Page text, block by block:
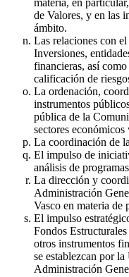
materia, en
de Valores, y en las
ámbito.
Las relaciones con
Inversiones,
financieras, así
calificación de
La ordenación,
instrumentos
pública de la
sectores económicos
La coordinación de
El impulso de
análisis de
La dirección y
Administración
Vasco en materia de
El impulso
Fondos
otros instrumentos
se establezcan por
Administración